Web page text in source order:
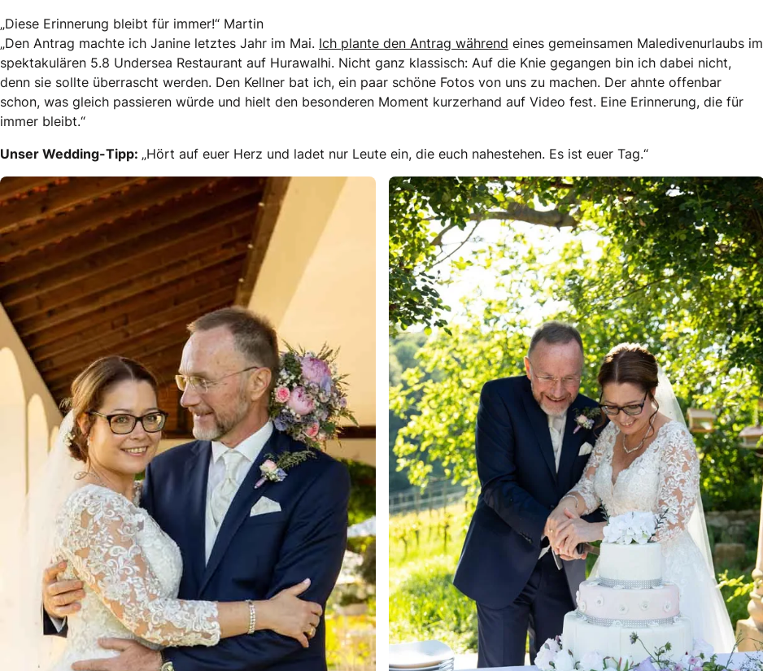
„Diese Erinnerung bleibt für immer!“ Martin
„Den Antrag machte ich Janine letztes Jahr im Mai. Ich plante den Antrag während eines gemeinsamen Maledivenurlaubs im
spektakulären 5.8 Undersea Restaurant auf Hurawalhi. Nicht ganz klassisch: Auf die Knie gegangen bin ich dabei nicht,
denn sie sollte überrascht werden. Den Kellner bat ich, ein paar schöne Fotos von uns zu machen. Der ahnte offenbar
schon, was gleich passieren würde und hielt den besonderen Moment kurzerhand auf Video fest. Eine Erinnerung, die für
immer bleibt.“
Unser Wedding-Tipp: „Hört auf euer Herz und ladet nur Leute ein, die euch nahestehen. Es ist euer Tag.“